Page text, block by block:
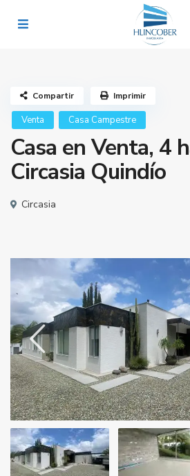
Venta Casa Campestre
Casa en Venta, 4
Circasia Quindío
Circasia
Compartir Imprimir